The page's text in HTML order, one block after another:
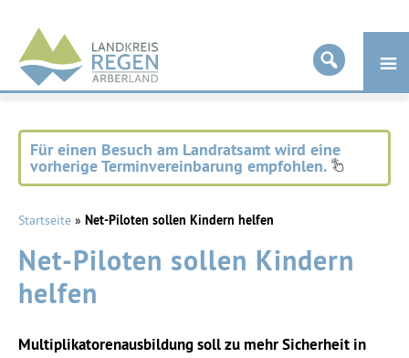
Landkreis
Regen
Für einen Besuch am Landratsamt wird eine
vorherige Terminvereinbarung empfohlen.
Startseite » Net-Piloten sollen Kindern helfen
Net-Piloten sollen Kindern
helfen
Multiplikatorenausbildung soll zu mehr Sicherheit in